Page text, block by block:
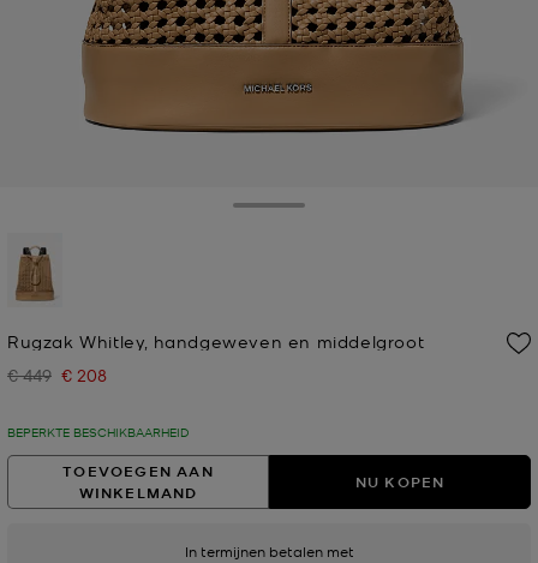
Rugzak Whitley, handgeweven en middelgroot
Was
€ 449 Nu
€ 208
BEPERKTE BESCHIKBAARHEID
TOEVOEGEN AAN
WINKELMAND
NU KOPEN
In termijnen betalen met